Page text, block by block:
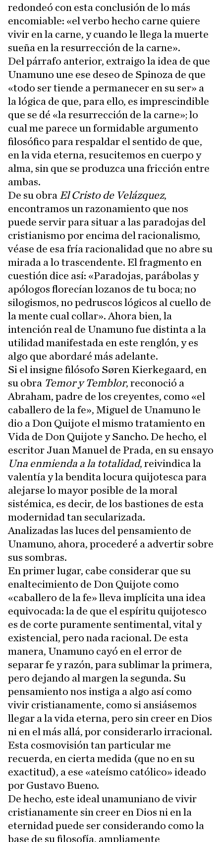
redondeó con esta conclusión de lo más
encomiable: «el verbo hecho carne quiere
vivir en la carne, y cuando le llega la muerte
sueña en la resurrección de la carne».
Del párrafo anterior, extraigo la idea de que
Unamuno une ese deseo de Spinoza de que
«todo ser tiende a permanecer en su ser» a
la lógica de que, para ello, es imprescindible
que se dé «la resurrección de la carne»; lo
cual me parece un formidable argumento
filosófico para respaldar el sentido de que,
en la vida eterna, resucitemos en cuerpo y
alma, sin que se produzca una fricción entre
ambas.
De su obra El Cristo de Velázquez,
encontramos un razonamiento que nos
puede servir para situar a las paradojas del
cristianismo por encima del racionalismo,
véase de esa fría racionalidad que no abre su
mirada a lo trascendente. El fragmento en
cuestión dice así: «Paradojas, parábolas y
apólogos florecían lozanos de tu boca; no
silogismos, no pedruscos lógicos al cuello de
la mente cual collar». Ahora bien, la
intención real de Unamuno fue distinta a la
utilidad manifestada en este renglón, y es
algo que abordaré más adelante.
Si el insigne filósofo Søren Kierkegaard, en
su obra Temor y Temblor, reconoció a
Abraham, padre de los creyentes, como «el
caballero de la fe», Miguel de Unamuno le
dio a Don Quijote el mismo tratamiento en
Vida de Don Quijote y Sancho. De hecho, el
escritor Juan Manuel de Prada, en su ensayo
Una enmienda a la totalidad, reivindica la
valentía y la bendita locura quijotesca para
alejarse lo mayor posible de la moral
sistémica, es decir, de los bastiones de esta
modernidad tan secularizada.
Analizadas las luces del pensamiento de
Unamuno, ahora, procederé a advertir sobre
sus sombras.
En primer lugar, cabe considerar que su
enaltecimiento de Don Quijote como
«caballero de la fe» lleva implícita una idea
equivocada: la de que el espíritu quijotesco
es de corte puramente sentimental, vital y
existencial, pero nada racional. De esta
manera, Unamuno cayó en el error de
separar fe y razón, para sublimar la primera,
pero dejando al margen la segunda. Su
pensamiento nos instiga a algo así como
vivir cristianamente, como si ansiásemos
llegar a la vida eterna, pero sin creer en Dios
ni en el más allá, por considerarlo irracional.
Esta cosmovisión tan particular me
recuerda, en cierta medida (que no en su
exactitud), a ese «ateísmo católico» ideado
por Gustavo Bueno.
De hecho, este ideal unamuniano de vivir
cristianamente sin creer en Dios ni en la
eternidad puede ser considerando como la
base de su filosofía, ampliamente